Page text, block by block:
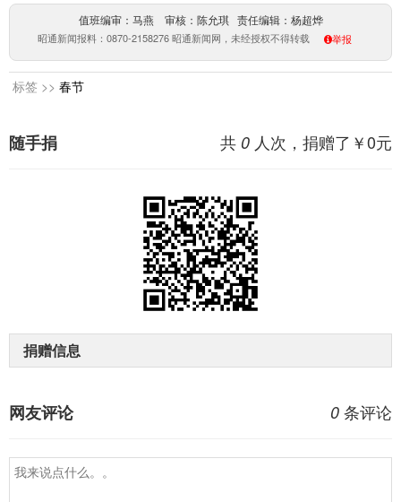
值班编审：马燕 审核：陈允琪 责任编辑：杨超烨
昭通新闻报料：0870-2158276 昭通新闻网，未经授权不得转载 举报
标签 >> 春节
共 0 人次，捐赠了￥0元
随手捐
捐赠信息
0 条评论
网友评论